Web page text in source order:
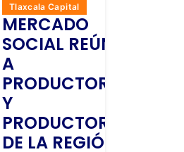
Tlaxcala Capital
MERCADO
SOCIAL REÚNE
A
PRODUCTORAS
Y
PRODUCTORES
DE LA REGIÓN